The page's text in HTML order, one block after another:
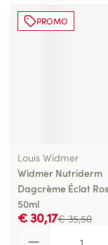
PROMO
Louis Widmer
Widmer Nutriderm
Dagcrème Éclat
50ml
€ 35,50
€ 30,17